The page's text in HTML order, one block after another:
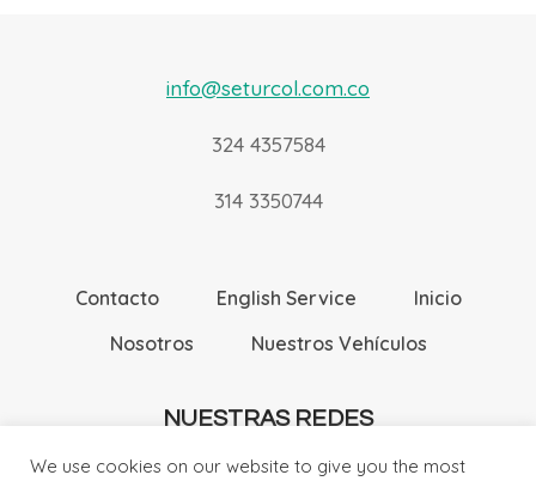
info@seturcol.com.co
324 4357584
314 3350744
Contacto English Service
Inicio
Nosotros
Nuestros Vehículos
NUESTRAS REDES
We use cookies on our website to give you the most